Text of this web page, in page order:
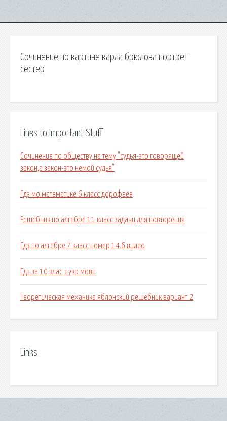
Сочинение по картине карла брюлова портрет
сестер
Links to Important Stuff
Сочинение по обществу на тему "судья-это говорящей
закон,а закон-это немой судья"
Гдз мо математике 6 класс дорофеев
Решебник по алгебре 11 класс задачи для повторения
Гдз по алгебре 7 класс номер 14.6 видео
Гдз за 10 клас з укр мови
Теоретическая механика яблонский решебник вариант 2
Links